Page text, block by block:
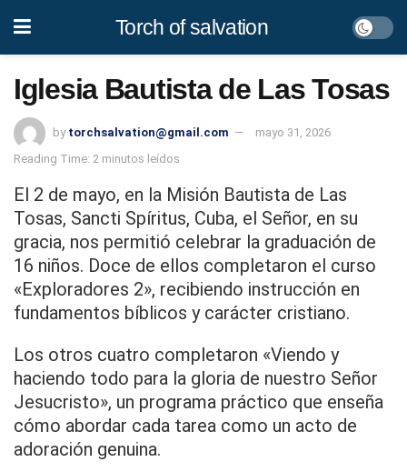
Torch of salvation
Iglesia Bautista de Las Tosas
by torchsalvation@gmail.com
mayo 31, 2026
Reading Time: 2 minutos leídos
El 2 de mayo, en la Misión Bautista de Las
Tosas, Sancti Spíritus, Cuba, el Señor, en su
gracia, nos permitió celebrar la graduación de
16 niños. Doce de ellos completaron el curso
«Exploradores 2», recibiendo instrucción en
fundamentos bíblicos y carácter cristiano.
Los otros cuatro completaron «Viendo y
haciendo todo para la gloria de nuestro Señor
Jesucristo», un programa práctico que enseña
cómo abordar cada tarea como un acto de
adoración genuina.